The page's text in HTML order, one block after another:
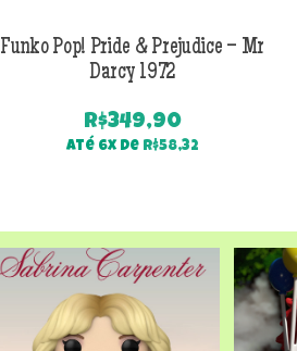
Funko Pop! Pride & Prejudice – Mr
Darcy 1972
R$349,90
Até 6x de R$58,32